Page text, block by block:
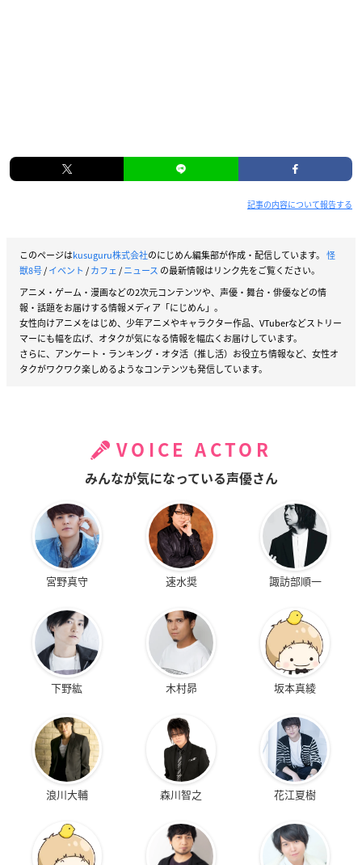
記事の内容について報告する
このページはkusuguru株式会社のにじめん編集部が作成・配信しています。 怪
獣8号/イベント /カフェ/ニュース の最新情報はリンク先をご覧ください。
アニメ・ゲーム・漫画などの2次元コンテンツや、声優・舞台・俳優などの情
報・話題をお届けする情報メディア「にじめん」。
女性向けアニメをはじめ、少年アニメやキャラクター作品、VTuberなどストリー
マーにも幅を広げ、オタクが気になる情報を幅広くお届けしています。
さらに、アンケート・ランキング・オタ活（推し活）お役立ち情報など、女性オ
タクがワクワク楽しめるようなコンテンツも発信しています。
VOICE ACTOR
みんなが気になっている声優さん
宮野真守 速水奨 諏訪部順一
下野紘 木村昴 坂本真綾
浪川大輔 森川智之 花江夏樹